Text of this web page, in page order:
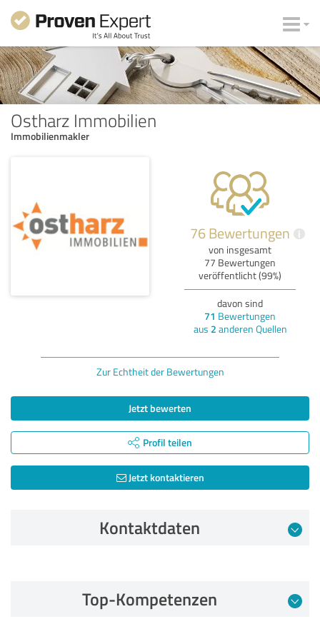
Ostharz Immobilien
Immobilienmakler
76 Bewertungen i
von insgesamt
77 Bewertungen
veröffentlicht (99%)
davon sind
71 Bewertungen
aus 2 anderen Quellen
Zur Echtheit der Bewertungen
Jetzt bewerten
Profil teilen
Jetzt kontaktieren
Kontaktdaten
Top-Kompetenzen